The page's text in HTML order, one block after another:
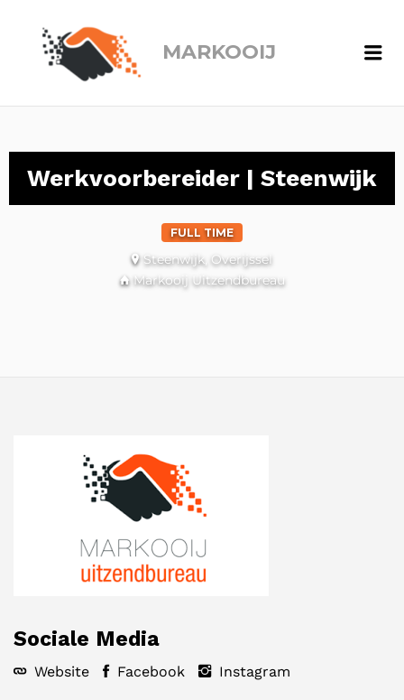
MARKOOIJ
Werkvoorbereider | Steenwijk
FULL TIME
Steenwijk, Overijssel
Markooij Uitzendbureau
Sociale Media
Website Facebook Instagram